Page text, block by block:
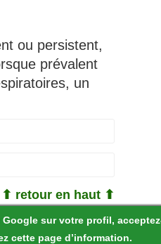
sur votre profil,
cette page d’information.
ou persistent,
prévalent
un
⬆ retour en haut ⬆